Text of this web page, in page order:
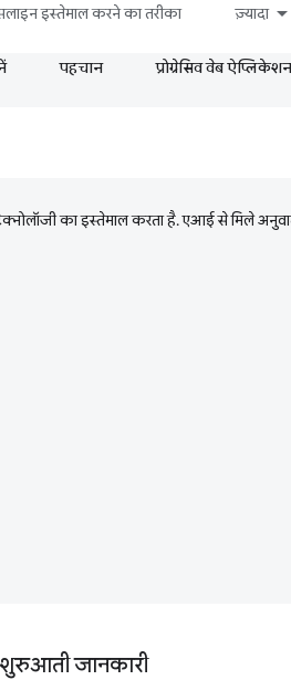
इस्तेमाल करने का तरीका ज़्यादा
पहचान प्रोग्रेसिव वेब ऐप्लिकेशन
का इस्तेमाल करता है. एआई से मिले
शुरुआती जानकारी